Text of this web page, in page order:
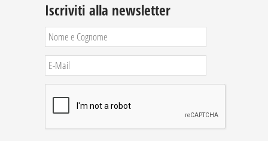
Iscriviti alla newsletter